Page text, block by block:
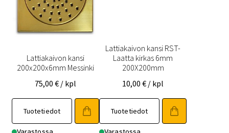
Lattiakaivon kansi
200x200x6mm Messinki
75,00 € / kpl
Tuotetiedot
Lattiakaivon kansi RST-
Laatta kirkas 6mm
200X200mm
10,00€ / kpl
Tuotetiedot